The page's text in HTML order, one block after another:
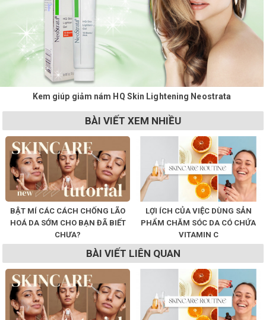
Kem giúp giảm nám HQ Skin Lightening Neostrata
BÀI VIẾT XEM NHIỀU
BẬT MÍ CÁC CÁCH CHỐNG LÃO
HOÁ DA SỚM CHO BẠN ĐÃ BIẾT
CHƯA?
LỢI ÍCH CỦA VIỆC DÙNG SẢN
PHẨM CHĂM SÓC DA CÓ CHỨA
VITAMIN C
BÀI VIẾT LIÊN QUAN